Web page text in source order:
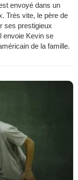
envoyé dans un
Très vite, le père de
ses prestigieux
envoie Kevin se
de la famille.